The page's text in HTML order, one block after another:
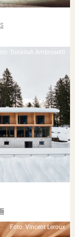
Tonatiuh Ambrosetti
Foto: Vincent Leroux